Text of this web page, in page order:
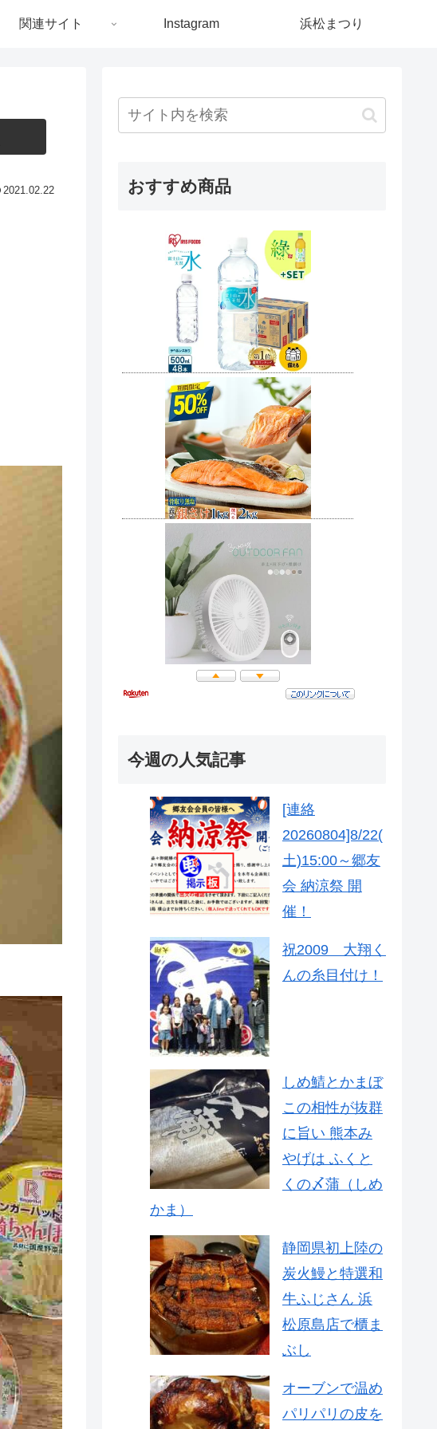
関連サイト Instagram 浜松まつり
2021.02.22 おすすめ商品
今週の人気記事
[連絡
20260804]8/22(
土)15:00～郷友
会 納涼祭 開
催！
祝2009 大翔く
んの糸目付け！
しめ鯖とかまぼ
この相性が抜群
に旨い 熊本み
やげは ふくと
くの〆蒲（しめ
かま）
静岡県初上陸の
炭火鰻と特選和
牛ふじさん 浜
松原島店で櫃ま
ぶし
オーブンで温め
パリパリの皮を